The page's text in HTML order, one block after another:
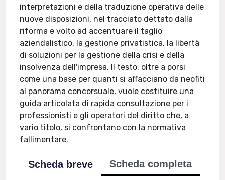
interpretazioni e della traduzione operativa delle
nuove disposizioni, nel tracciato dettato dalla
riforma e volto ad accentuare il taglio
aziendalistico, la gestione privatistica, la libertà
di soluzioni per la gestione della crisi e della
insolvenza dell'impresa. Il testo, oltre a porsi
come una base per quanti si affacciano da neofiti
al panorama concorsuale, vuole costituire una
guida articolata di rapida consultazione per i
professionisti e gli operatori del diritto che, a
vario titolo, si confrontano con la normativa
fallimentare.
Scheda breve
Scheda completa